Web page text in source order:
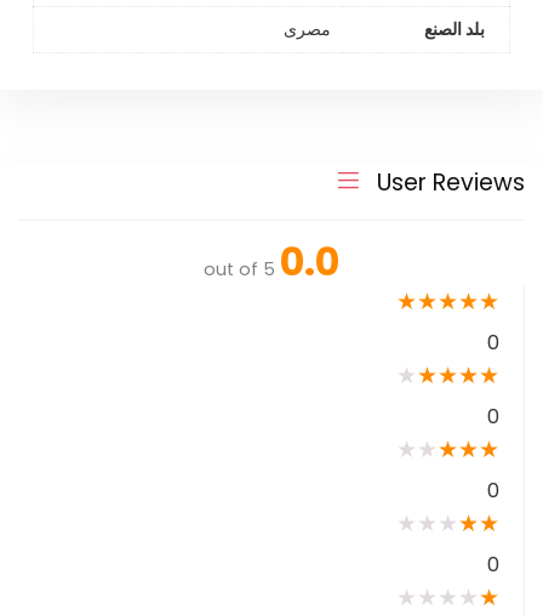
بلد الصنع
مصرى
User Reviews
0.0
out of 5
★
★
★
★
★
0
★
★
★
★
★
0
★
★
★
★
★
0
★
★
★
★
★
0
★
★
★
★
★